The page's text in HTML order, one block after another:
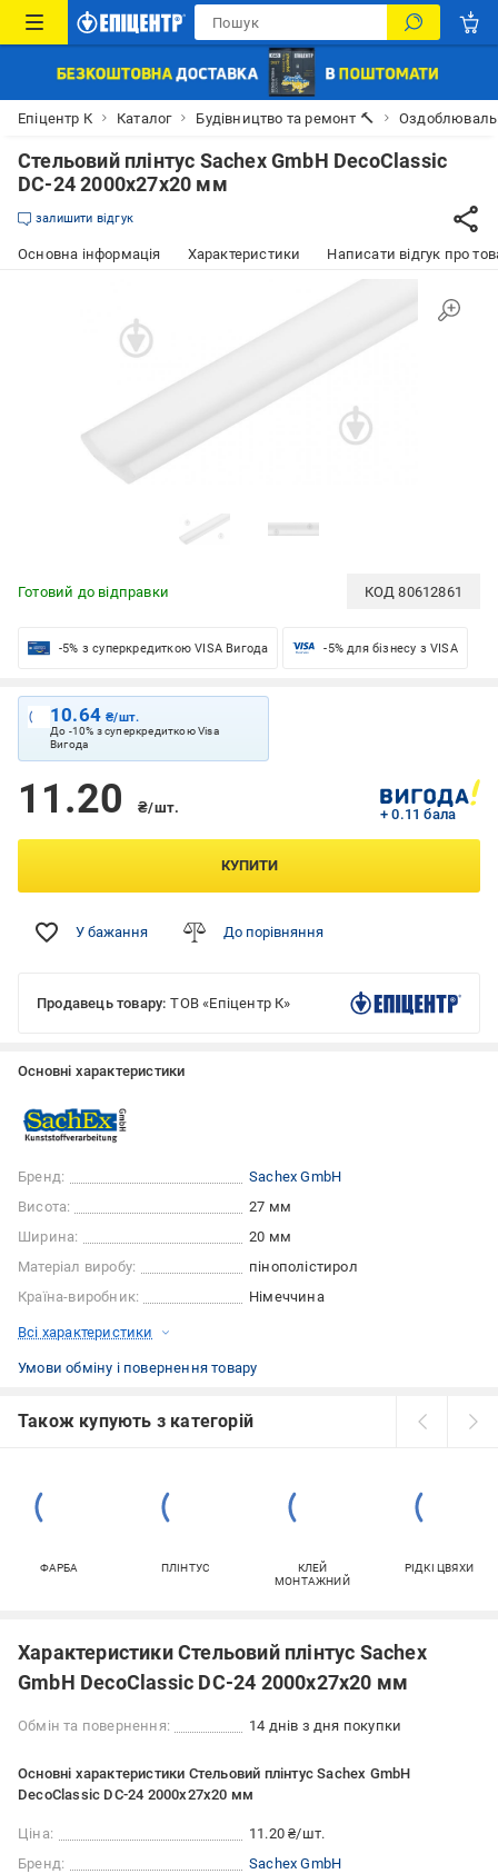
Епіцентр К Каталог Будівництво та ремонт 🔨
Стельовий плінтус Sachex GmbH DecoClassic
DC-24 2000x27x20 мм
залишити відгук
Основна інформація Характеристики Написати відгук про
Готовий до відправки КОД80612861
-5% з суперкредиткою VISA Вигода -5% для бізнесу з VISA
10.64₴/шт.
До -10% з суперкредиткою Visa
Вигода
11.20 ₴/шт. + 0.11 бала
КУПИТИ
У бажання До порівняння
Продавець товару: ТОВ «Епіцентр К»
Основні характеристики
Бренд:
Sachex GmbH
Висота:
27 мм
Ширина:
20 мм
Матеріал виробу:
пінополістирол
Країна-виробник:
Німеччина
Всі характеристики
Умови обміну і повернення товару
Також купують з категорій
ФАРБА ПЛІНТУС
КЛЕЙ
МОНТАЖНИЙ
РІДКІ ЦВЯХИ
Характеристики Стельовий плінтус Sachex
GmbH DecoClassic DC-24 2000x27x20 мм
Обмін та повернення: 14 днів з дня покупки
Основні характеристики Стельовий плінтус Sachex GmbH
DecoClassic DC-24 2000x27x20 мм
Ціна:
11.20 ₴/шт.
Бренд:
Sachex GmbH